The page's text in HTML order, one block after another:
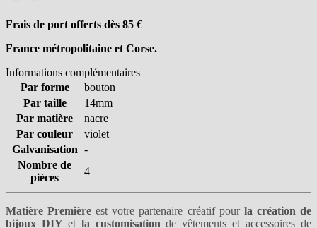
Frais de port offerts dès 85 €
France métropolitaine et Corse.
Informations complémentaires
Par forme
bouton
Par taille
14mm
Par matière
nacre
Par couleur
violet
Galvanisation -
Nombre de
pièces
4
Matière Première est votre partenaire créatif pourla création de
bijoux DIY etla customisation de vêtements et accessoires de